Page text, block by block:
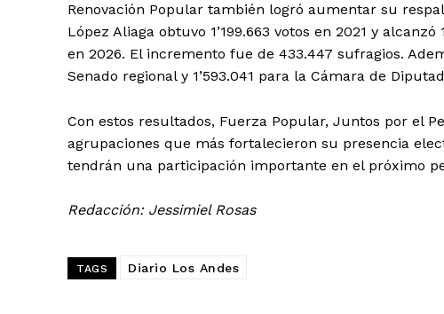
SUSCRIBETE
Renovación Popular también logró aumentar su
López Aliaga obtuvo 1’199.663 votos en 2021 y
en 2026. El incremento fue de 433.447 sufragios.
Senado regional y 1’593.041 para la Cámara de
Con estos resultados, Fuerza Popular, Juntos por el
agrupaciones que más fortalecieron su presencia
tendrán una participación importante en el próximo
Redacción: Jessimiel Rosas
TAGS Diario Los Andes